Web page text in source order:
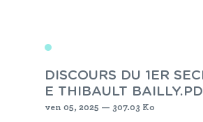
DISCOURS DU 1ER
E THIBAULT
ven 05, 2025 — 307.03 Ko